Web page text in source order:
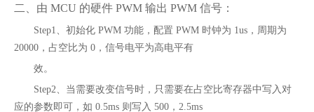
二、由 MCU 的硬件 PWM 输出 PWM 信号：
Step1、初始化 PWM 功能，配置 PWM 时钟为 1us，周期为
20000，占空比为 0，信号电平为高电平有
效。
Step2、当需要改变信号时，只需要在占空比寄存器中写入对
应的参数即可，如 0.5ms 则写入 500，2.5ms